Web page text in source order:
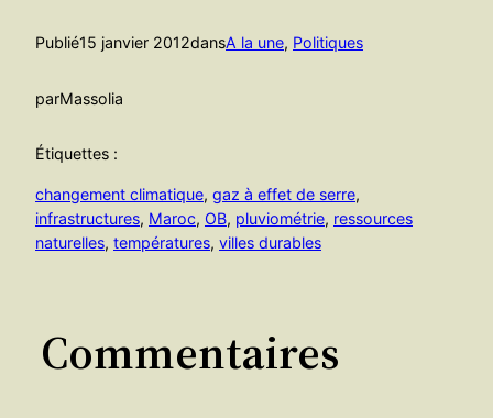
Publié15 janvier 2012dansA la une, Politiques
parMassolia
Étiquettes :
changement climatique, gaz à effet de serre
infrastructures, Maroc, OB, pluviométrie, ressources
naturelles, températures, villes durables
Commentaires